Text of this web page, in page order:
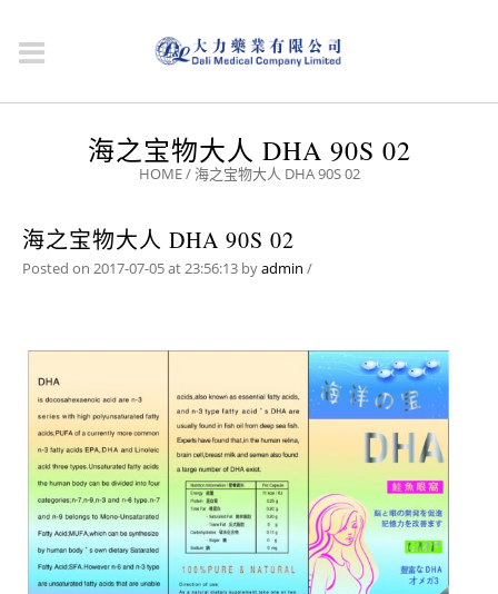
海之宝物大人 DHA 90S 02
HOME/ 海之宝物大人 DHA 90S 02
海之宝物大人 DHA 90S 02
Posted on 2017-07-05 at 23:56:13 byadmin /